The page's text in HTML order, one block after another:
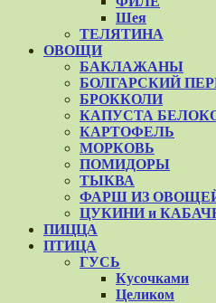
Шея
ТЕЛЯТИНА
ОВОЩИ
БАКЛАЖАНЫ
БОЛГАРСКИЙ
БРОККОЛИ
КАПУСТА
КАРТОФЕЛЬ
МОРКОВЬ
ПОМИДОРЫ
ТЫКВА
ФАРШ ИЗ
ЦУКИНИ и
ПИЦЦА
ПТИЦА
ГУСЬ
Кусочками
Целиком